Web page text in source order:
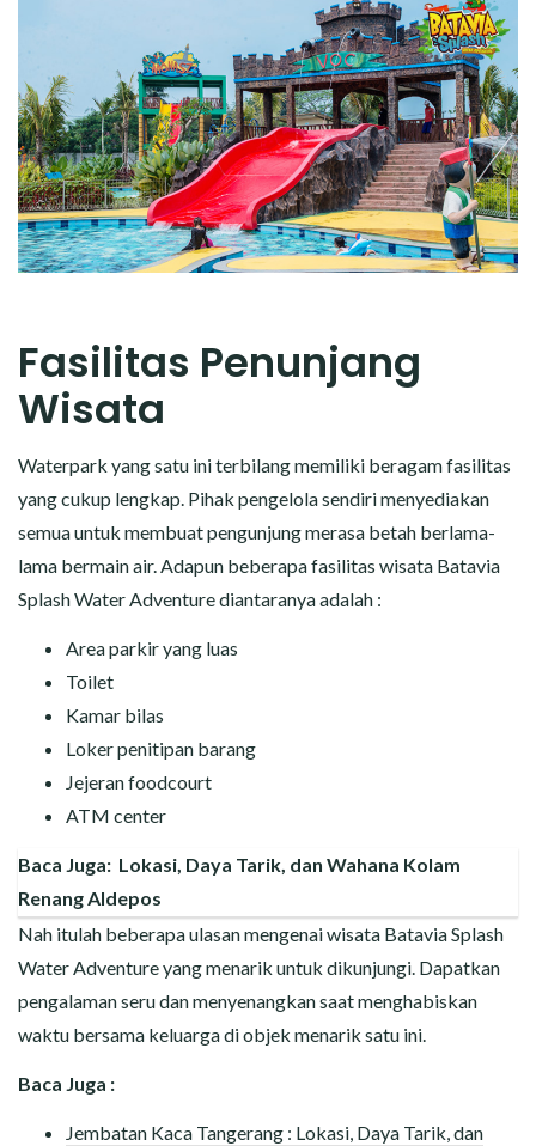
Fasilitas Penunjang
Wisata
Waterpark yang satu ini terbilang memiliki beragam fasilitas
yang cukup lengkap. Pihak pengelola sendiri menyediakan
semua untuk membuat pengunjung merasa betah berlama-
lama bermain air. Adapun beberapa fasilitas wisata Batavia
Splash Water Adventure diantaranya adalah :
Area parkir yang luas
Toilet
Kamar bilas
Loker penitipan barang
Jejeran foodcourt
ATM center
Baca Juga: Lokasi, Daya Tarik, dan Wahana Kolam
Renang Aldepos
Nah itulah beberapa ulasan mengenai wisata Batavia Splash
Water Adventure yang menarik untuk dikunjungi. Dapatkan
pengalaman seru dan menyenangkan saat menghabiskan
waktu bersama keluarga di objek menarik satu ini.
Baca Juga :
Jembatan Kaca Tangerang : Lokasi, Daya Tarik, dan